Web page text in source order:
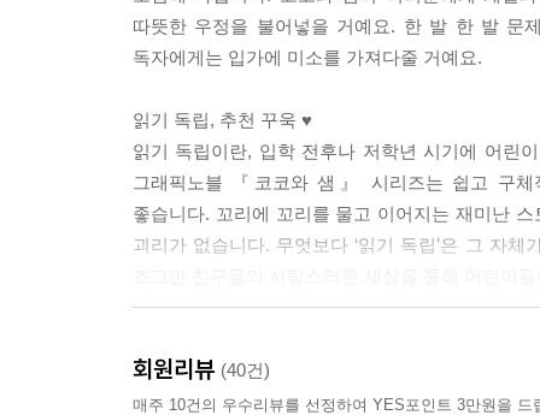
따뜻한 우정을 불어넣을 거예요. 한 발 한 발 문
독자에게는 입가에 미소를 가져다줄 거예요.
읽기 독립, 추천 꾸욱 ♥
읽기 독립이란, 입학 전후나 저학년 시기에 어린
그래픽노블 『코코와 샘』 시리즈는 쉽고 구체
좋습니다. 꼬리에 꼬리를 물고 이어지는 재미난
괴리가 없습니다. 무엇보다 ‘읽기 독립’은 그 자
- 스쿨라이브러리저널
회원리뷰 (40건)
매주 10건의 우수리뷰를 선정하여 YES포인트 3만원을 드